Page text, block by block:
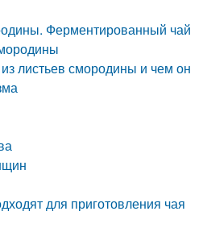
Ферментированный чай
из листьев смородины и чем он
для приготовления чая